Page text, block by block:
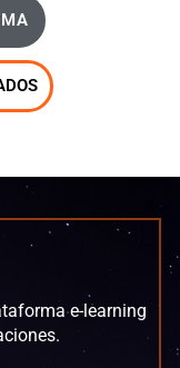
e-learning